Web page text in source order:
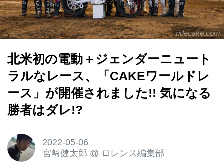
ridecake.com
北米初の電動＋ジェンダーニュート
ラルなレース、「CAKEワールドレ
ース」が開催されました!! 気になる
勝者はダレ!?
2022-05-06
宮﨑健太郎 @ ロレンス編集部